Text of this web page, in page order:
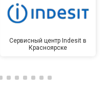
Сервисный центр Indesit в
Красноярске